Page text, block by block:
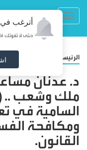
أترغب في
حتى لا تفوتك
الرئيسية
د. عدنان
السامية في
ومكافحة
القانون.